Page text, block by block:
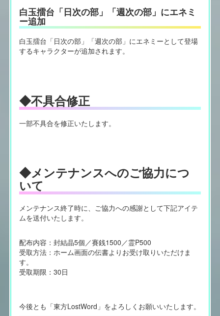
白玉擂台「日次の部」「週次の部」にエネミ
ー追加
白玉擂台「日次の部」「週次の部」にエネミーとして登場
するキャラクターが追加されます。
◆不具合修正
一部不具合を修正いたします。
◆メンテナンスへのご協力につ
いて
メンテナンス終了時に、ご協力への感謝として下記アイテ
ムを送付いたします。
配布内容：封結晶5個／賽銭1500／霊P500
受取方法：ホーム画面の伝書よりお受け取りいただけま
す。
受取期限：30日
今後とも「東方LostWord」をよろしくお願いいたします。